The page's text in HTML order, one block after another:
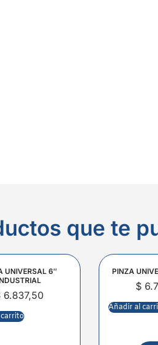
que te
UNIVERSAL 6″
6.837,50
PINZA
$
Añadir al